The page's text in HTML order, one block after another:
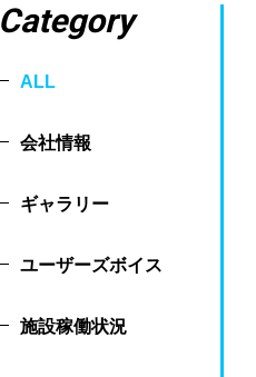
Category
ALL
会社情報
ギャラリー
ユーザーズボイス
施設稼働状況